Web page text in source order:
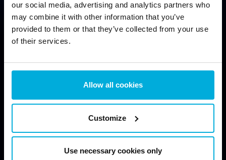
our social media, advertising and analytics partners who
may combine it with other information that you’ve
provided to them or that they’ve collected from your use
of their services.
Allow all cookies
Customize
Use necessary cookies only
PLUS DE
100 Pays
Fiez-vous aux solutions de Jetico
30 Ans